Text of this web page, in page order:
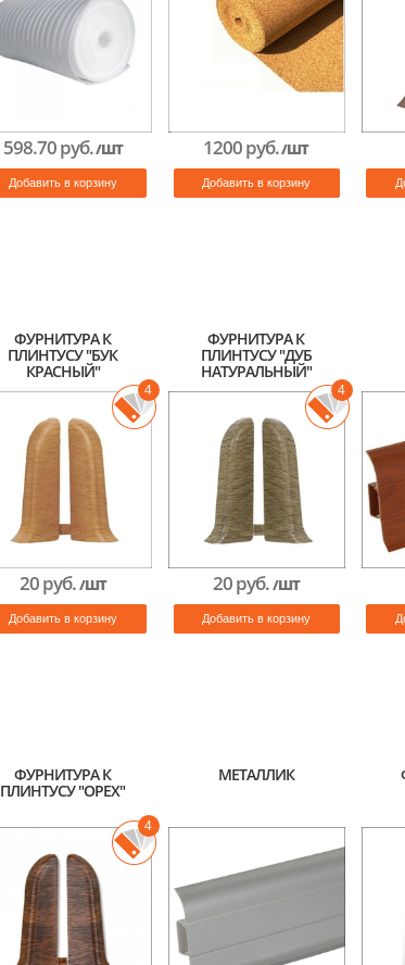
598.70 руб./ШТ
Добавить в корзину
1200 руб./ШТ
Добавить в корзину
ФУРНИТУРА К
ПЛИНТУСУ "БУК
КРАСНЫЙ"
4
20 руб./ШТ
Добавить в корзину
ФУРНИТУРА К
ПЛИНТУСУ "ДУБ
НАТУРАЛЬНЫЙ"
4
20 руб./ШТ
Добавить в корзину
ФУРНИТУРА К
ПЛИНТУСУ "ОРЕХ"
4
МЕТАЛЛИК